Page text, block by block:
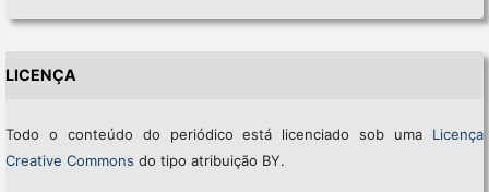
LICENÇA
Todo o conteúdo do periódico está licenciado sob uma Licença
Creative Commons do tipo atribuição BY.